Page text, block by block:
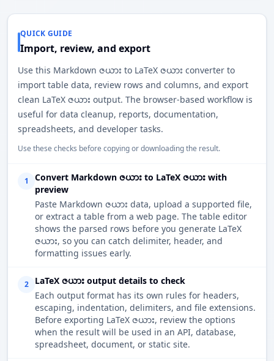
QUICK GUIDE
Import, review, and export
Use this Markdown ဇယား to LaTeX ဇယား converter to
import table data, review rows and columns, and export
clean LaTeX ဇယား output. The browser-based workflow is
useful for data cleanup, reports, documentation,
spreadsheets, and developer tasks.
Use these checks before copying or downloading the result.
1
Convert Markdown ဇယား to LaTeX ဇယား with
preview
Paste Markdown ဇယား data, upload a supported file,
or extract a table from a web page. The table editor
shows the parsed rows before you generate LaTeX
ဇယား, so you can catch delimiter, header, and
formatting issues early.
2
LaTeX ဇယား output details to check
Each output format has its own rules for headers,
escaping, indentation, delimiters, and file extensions.
Before exporting LaTeX ဇယား, review the options
when the result will be used in an API, database,
spreadsheet, document, or static site.